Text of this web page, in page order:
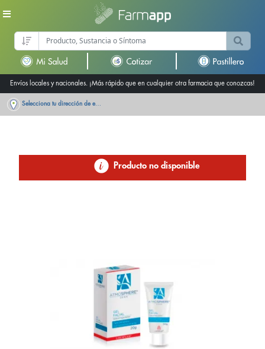
Envíos locales y nacionales. ¡Más rápido que en cualquier otra farmacia que conozcas!
Selecciona tu dirección de entrega
Producto no disponible